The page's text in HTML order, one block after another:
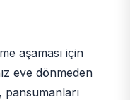
aşaması için
eve dönmeden